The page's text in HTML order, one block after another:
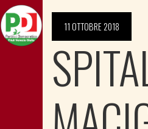
11 OTTOBRE 2018